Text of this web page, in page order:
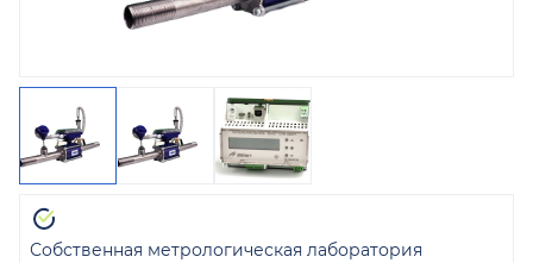
Собственная метрологическая лаборатория